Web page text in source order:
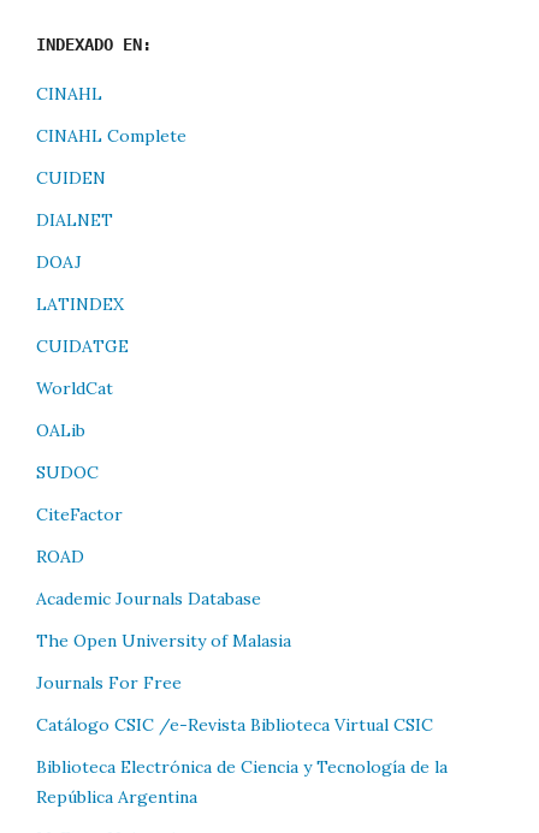
INDEXADO EN:
CINAHL
CINAHL Complete
CUIDEN
DIALNET
DOAJ
LATINDEX
CUIDATGE
WorldCat
OALib
SUDOC
CiteFactor
ROAD
Academic Journals Database
The Open University of Malasia
Journals For Free
Catálogo CSIC /e-Revista Biblioteca Virtual CSIC
Biblioteca Electrónica de Ciencia y Tecnología de la
República Argentina